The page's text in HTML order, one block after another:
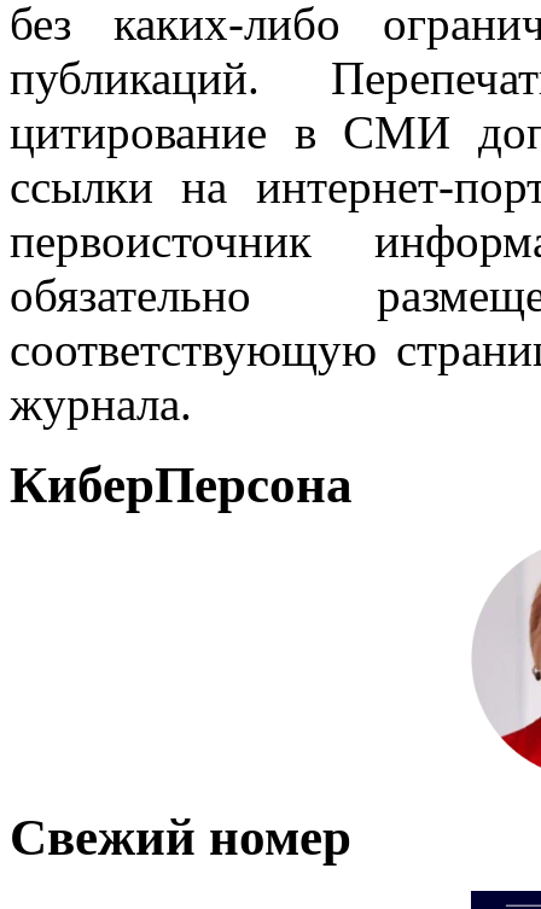
без каких-либо
публикаций.
цитирование в СМИ
ссылки на интернет-
первоисточник
обязательно
соответствующую
журнала.
КиберПерсона
Свежий номер